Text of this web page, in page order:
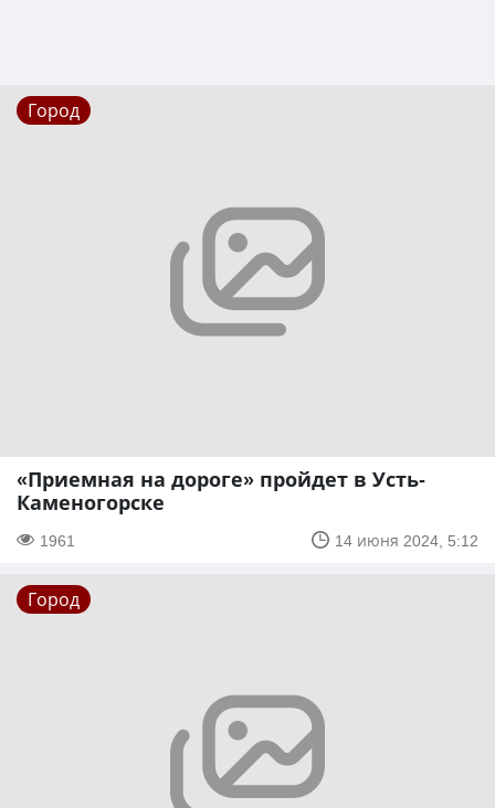
Город
«Приемная на дороге» пройдет в Усть-
Каменогорске
1961 14 июня 2024, 5:12
Город